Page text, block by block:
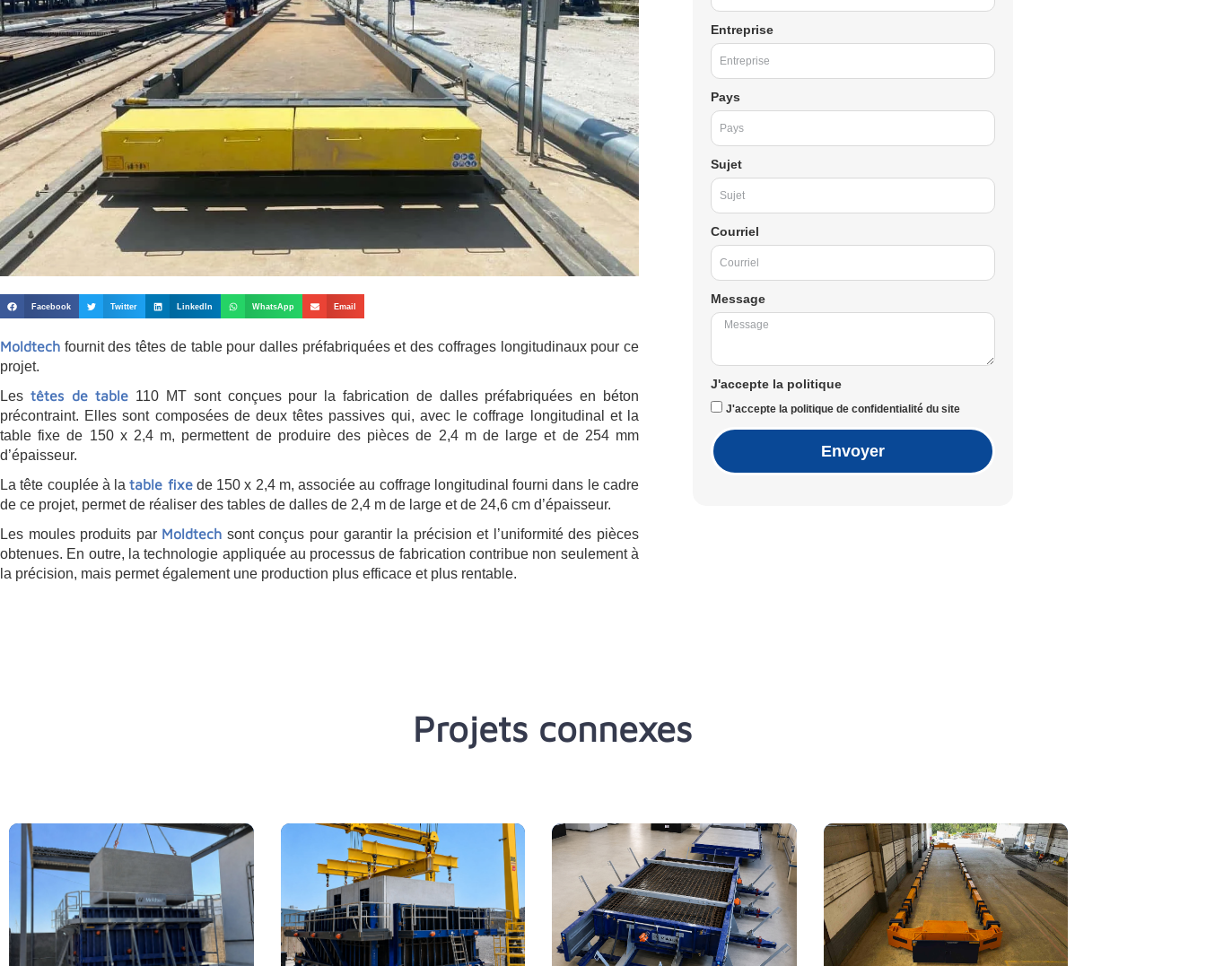
Facebook Twitter LinkedIn WhatsApp Email
Moldtech fournit des têtes de table pour dalles préfabriquées et des coffrages longitudinaux pour ce
projet.
Les têtes de table 110 MT sont conçues pour la fabrication de dalles préfabriquées en béton
précontraint. Elles sont composées de deux têtes passives qui, avec le coffrage longitudinal et la
table fixe de 150 x 2,4 m, permettent de produire des pièces de 2,4 m de large et de 254 mm
d’épaisseur.
La tête couplée à latable fixede 150 x 2,4 m, associée au coffrage longitudinal fourni dans le cadre
de ce projet, permet de réaliser des tables de dalles de 2,4 m de large et de 24,6 cm d’épaisseur.
Les moules produits par Moldtech sont conçus pour garantir la précision et l’uniformité des pièces
obtenues. En outre, la technologie appliquée au processus de fabrication contribue non seulement à
la précision, mais permet également une production plus efficace et plus rentable.
Entreprise
Pays
Sujet
Courriel
Message
J'accepte la politique
J'accepte la politique de confidentialité du site
Envoyer
Projets connexes